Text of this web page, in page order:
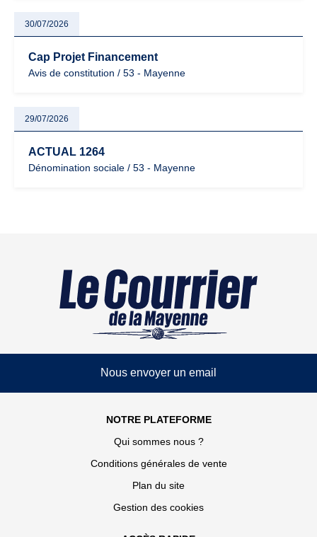
30/07/2026
Cap Projet Financement
Avis de constitution / 53 - Mayenne
29/07/2026
ACTUAL 1264
Dénomination sociale / 53 - Mayenne
Nous envoyer un email
NOTRE PLATEFORME
Qui sommes nous ?
Conditions générales de vente
Plan du site
Gestion des cookies